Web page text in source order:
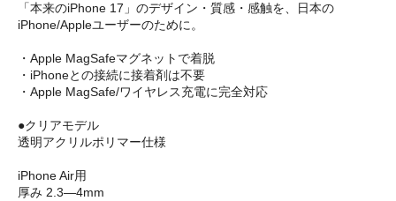
「本来のiPhone 17」のデザイン・質感・感触を、日本の
iPhone/Appleユーザーのために。
・Apple MagSafeマグネットで着脱
・iPhoneとの接続に接着剤は不要
・Apple MagSafe/ワイヤレス充電に完全対応
●クリアモデル
透明アクリルポリマー仕様
iPhone Air用
厚み 2.3—4mm